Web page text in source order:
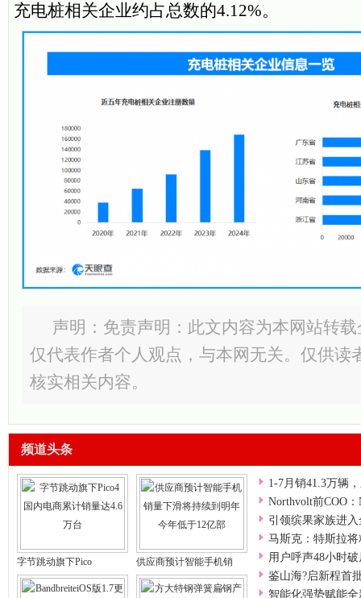
充电桩相关企业约占总数的4.12%。
声明：免责声明：此文内容为本网站转
仅代表作者个人观点，与本网无关。仅供读
核实相关内容。
频道头条
字节跳动旗下Pico 供应商预计智能手机销
1-7月销41.3万辆
Northvolt前COO
引领缤果家族进
马斯克：特斯拉
用户呼声48小时
鉴山海?启新程首
智能化强势赋能